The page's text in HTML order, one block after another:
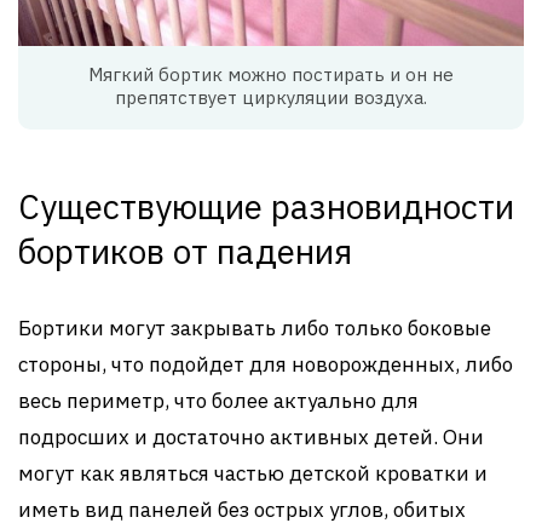
Мягкий бортик можно постирать и он не
препятствует циркуляции воздуха.
Существующие разновидности
бортиков от падения
Бортики могут закрывать либо только боковые
стороны, что подойдет для новорожденных, либо
весь периметр, что более актуально для
подросших и достаточно активных детей. Они
могут как являться частью детской кроватки и
иметь вид панелей без острых углов, обитых